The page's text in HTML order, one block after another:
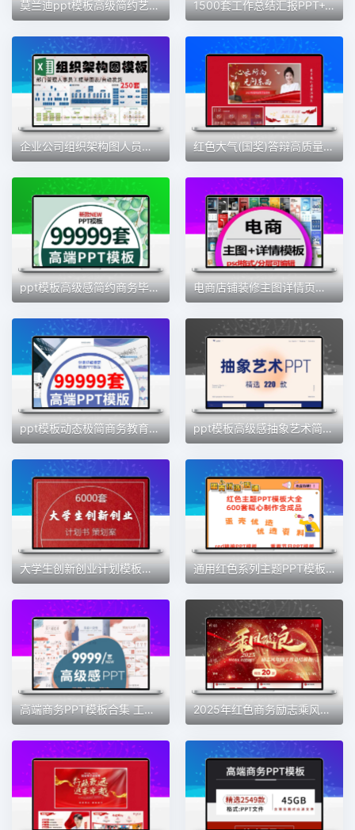
莫兰迪ppt模板高级简约艺术总结通用工作汇报展示毕业答辩开题 1500套工作总结汇报PPT+Word模版高端大气简约商务年中述职素材
企业公司组织架构图人员事行政机构部门框架图表PPTword模板 红色大气(国奖)答辩高质量ppt模板三好十佳大学生汇报通用模板
ppt模板高级感简约商务毕业答辩教师课件大学生模板工作汇报总结 电商店铺装修主图详情页模板PPT个人简历模板psd美工设计ps素材
ppt模板动态极简商务教育汇报工作总结毕业答辩简约PPT演讲素材 ppt模板高级感抽象艺术简约商务工作总结汇报作品集素材动态模版
大学生创新创业计划模板范文ppt+word配套各个行业成品优秀作品 通用红色系列主题PPT模板单位演讲总结爱国学习宣传教育答辩模版
高端商务PPT模板合集 工作总结/毕业答辩/商业计划书ppt模板大全 2025年红色商务励志乘风破浪年终工作总结述职汇报通用ppt模板